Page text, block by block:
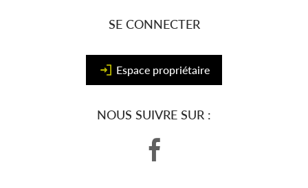
NOUS SUIVRE SUR :
SE CONNECTER
Espace propriétaire